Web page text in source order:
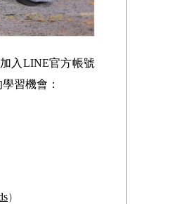
入LINE官方帳號
習機會：
）